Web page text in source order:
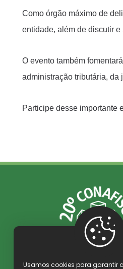
Como órgão máximo de
entidade, além de discutir
O evento também
administração tributária, da
Participe desse importante
Usamos cookies para garantir